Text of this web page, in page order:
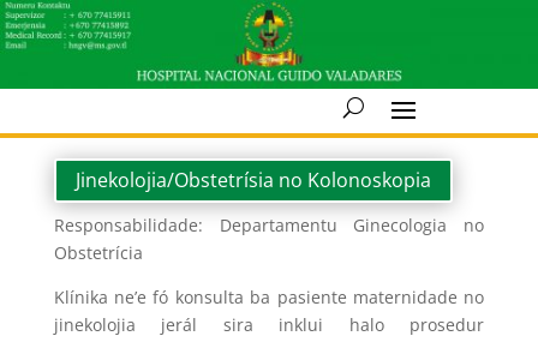
Jinekolojia/Obstetrísia no Kolonoskopia
Responsabilidade: Departamentu Ginecologia no
Obstetrícia
Klínika ne’e fó konsulta ba pasiente maternidade no
jinekolojia jerál sira inklui halo prosedur